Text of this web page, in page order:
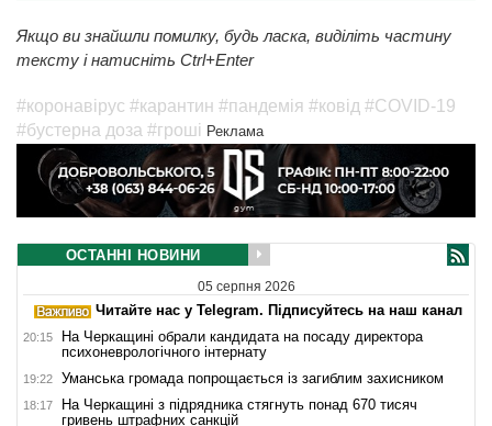
Якщо ви знайшли помилку, будь ласка, виділіть частину
тексту і натисніть Ctrl+Enter
#коронавірус #карантин #пандемія #ковід #COVID-19
#бустерна доза #гроші Реклама
ОСТАННІ НОВИНИ
05 серпня 2026
Читайте нас у Telegram. Підписуйтесь на наш канал
20:15
На Черкащині обрали кандидата на посаду директора
психоневрологічного інтернату
19:22 Уманська громада попрощається із загиблим захисником
18:17
На Черкащині з підрядника стягнуть понад 670 тисяч
гривень штрафних санкцій